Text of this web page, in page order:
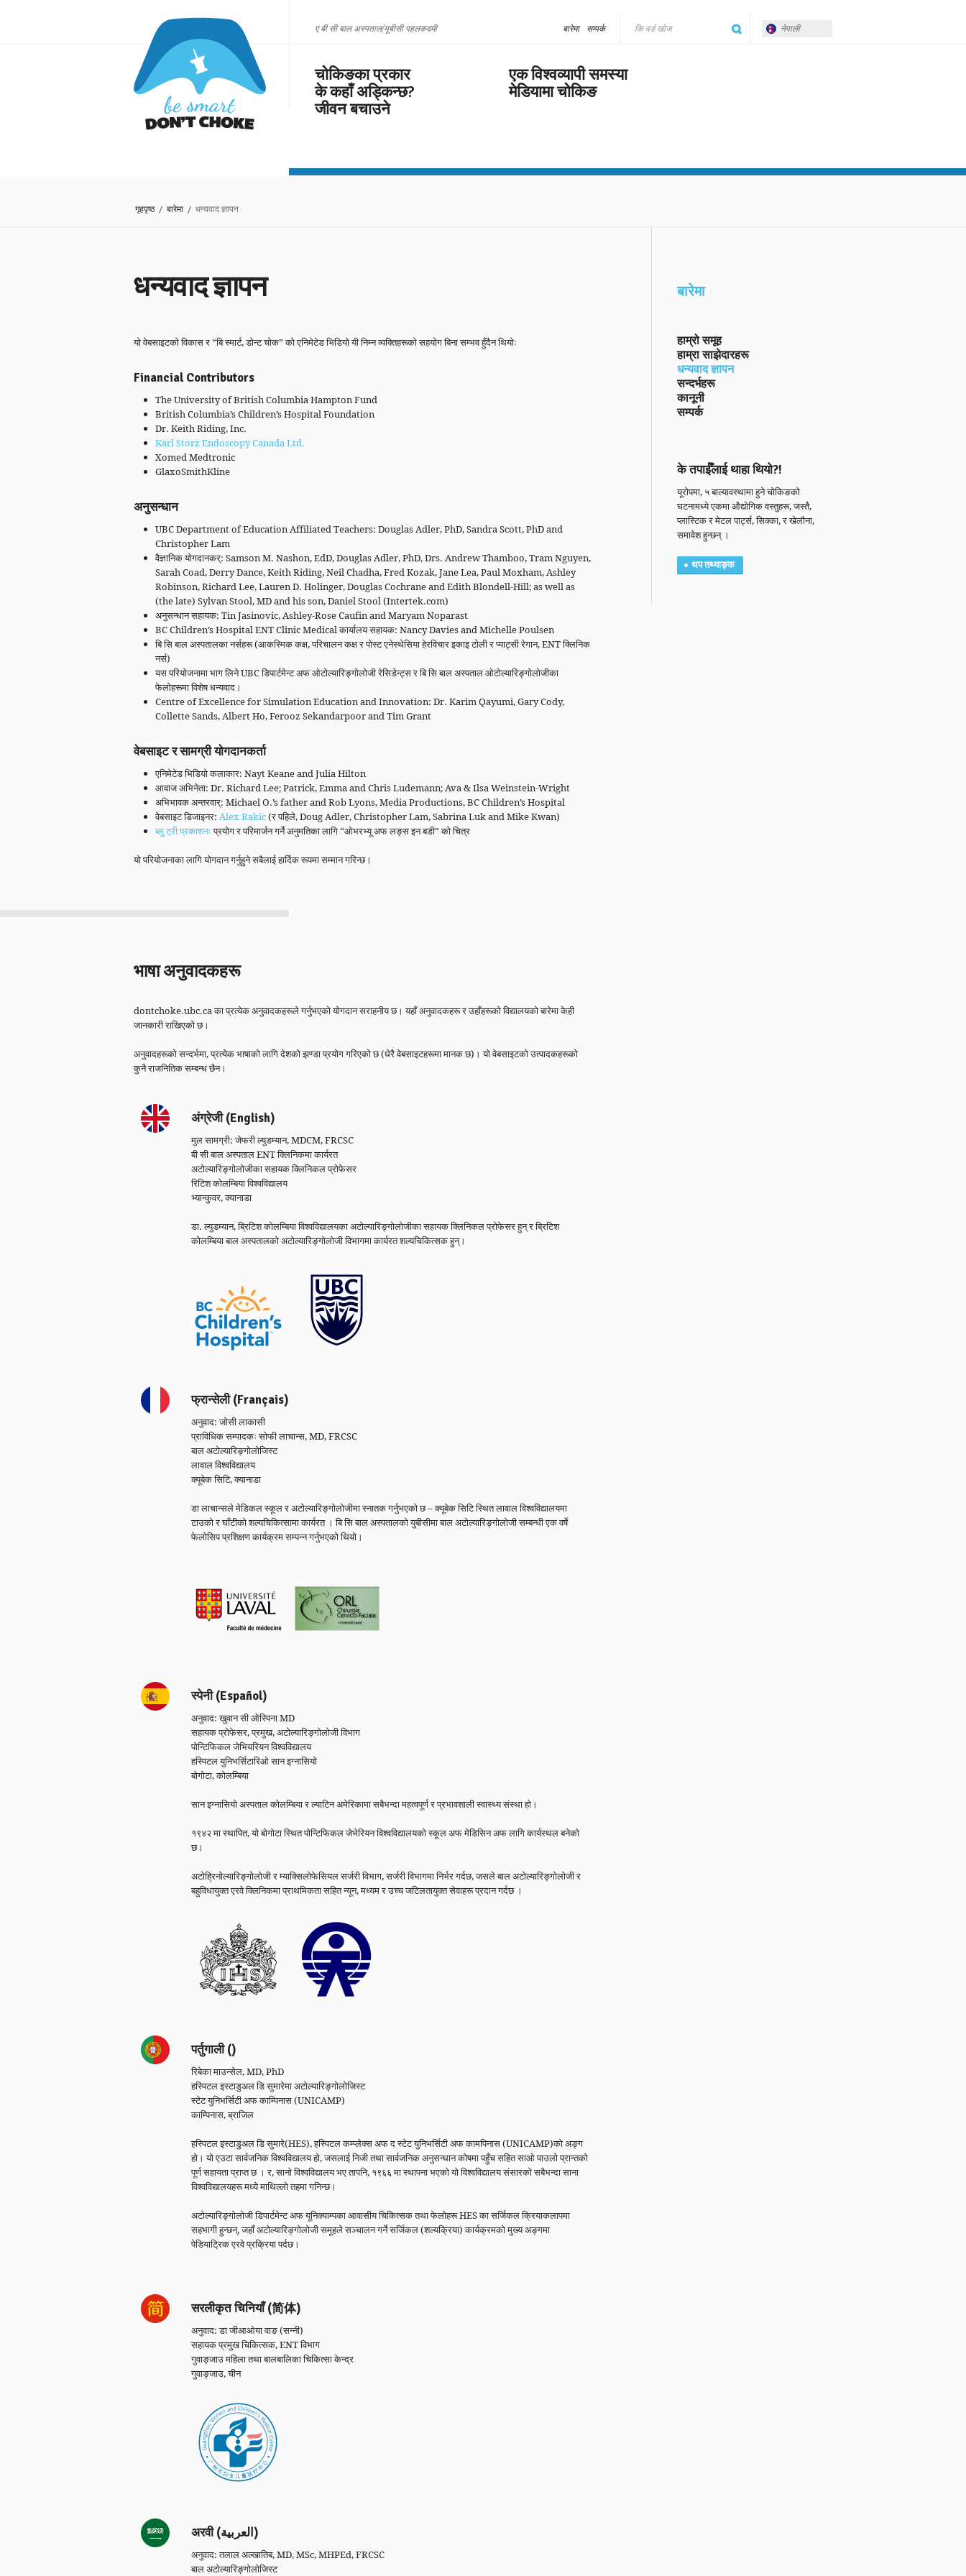
ए बी सी बाल अस्पताल/यूबीसी पहलकदमी नेपाली
सम्पर्क
बारेमा
चोकिङका प्रकार
के कहाँ अड्किन्छ?
जीवन बचाउने
एक विश्वव्यापी समस्या
मेडियामा चोकिङ
गृहपृष्ठ/ बारेमा / धन्यवाद ज्ञापन
धन्यवाद ज्ञापन
यो वेबसाइटको विकास र “बि स्मार्ट, डोन्ट चोक” को एनिमेटेड भिडियो यी निम्न व्यक्तिहरूको सहयोग बिना सम्भव हुँदैन थियोः
Financial Contributors
The University of British Columbia Hampton Fund
British Columbia’s Children’s Hospital Foundation
Dr. Keith Riding, Inc.
Karl Storz Endoscopy Canada Ltd.
Xomed Medtronic
GlaxoSmithKline
अनुसन्धान
UBC Department of Education Affiliated Teachers: Douglas Adler, PhD, Sandra Scott, PhD and
Christopher Lam
वैज्ञानिक योगदानकर्: Samson M. Nashon, EdD, Douglas Adler, PhD, Drs. Andrew Thamboo, Tram Nguyen,
Sarah Coad, Derry Dance, Keith Riding, Neil Chadha, Fred Kozak, Jane Lea, Paul Moxham, Ashley
Robinson, Richard Lee, Lauren D. Holinger, Douglas Cochrane and Edith Blondell-Hill; as well as
(the late) Sylvan Stool, MD and his son, Daniel Stool (Intertek.com)
अनुसन्धान सहायक: Tin Jasinovic, Ashley-Rose Caufin and Maryam Noparast
BC Children’s Hospital ENT Clinic Medical कार्यालय सहायक: Nancy Davies and Michelle Poulsen
बि सि बाल अस्पतालका नर्सहरू (आकस्मिक कक्ष, परिचालन कक्ष र पोस्ट एनेस्थेसिया हेरविचार इकाइ टोली र प्याट्सी रेगान, ENT क्लिनिक
नर्स)
यस परियोजनामा भाग लिने UBC डिपार्टमेन्ट अफ ओटोल्यारिङ्गोलोजी रेसिडेन्ट्स र बि सि बाल अस्पताल ओटोल्यारिङ्गोलोजीका
फेलोहरूमा विशेष धन्यवाद।
Centre of Excellence for Simulation Education and Innovation: Dr. Karim Qayumi, Gary Cody,
Collette Sands, Albert Ho, Ferooz Sekandarpoor and Tim Grant
वेबसाइट र सामग्री योगदानकर्ता
एनिमेटेड भिडियो कलाकार: Nayt Keane and Julia Hilton
आवाज अभिनेता: Dr. Richard Lee; Patrick, Emma and Chris Ludemann; Ava & Ilsa Weinstein-Wright
अभिभावक अन्तरवार्: Michael O.’s father and Rob Lyons, Media Productions, BC Children’s Hospital
वेबसाइट डिजाइनर: Alex Rakic(र पहिले, Doug Adler, Christopher Lam, Sabrina Luk and Mike Kwan)
ब्लु ट्री प्रकाशनःप्रयोग र परिमार्जन गर्ने अनुमतिका लागि “ओभरभ्यू अफ लङ्स इन बडी” को चित्र
यो परियोजनाका लागि योगदान गर्नुहुने सबैलाई हार्दिक रूपमा सम्मान गरिन्छ।
भाषा अनुवादकहरू
dontchoke.ubc.ca का प्रत्येक अनुवादकहरूले गर्नुभएको योगदान सराहनीय छ। यहाँ अनुवादकहरू र उहाँहरूको विद्यालयको बारेमा केही
जानकारी राखिएको छ।
अनुवादहरूको सन्दर्भमा, प्रत्येक भाषाको लागि देशको झण्डा प्रयोग गरिएको छ (धेरै वेबसाइटहरूमा मानक छ)। यो वेबसाइटको उत्पादकहरूको
कुनै राजनितिक सम्बन्ध छैन।
अंग्रेजी (English)
मुल सामग्री: जेफरी ल्युडम्यान, MDCM, FRCSC
बी सी बाल अस्पताल ENT क्लिनिकमा कार्यरत
अटोल्यारिङ्गोलोजीका सहायक क्लिनिकल प्रोफेसर
रिटिश कोलम्बिया विश्वविद्यालय
भ्यान्कुवर, क्यानाडा
डा. ल्युडम्यान, ब्रिटिश कोलम्बिया विश्वविद्यालयका अटोल्यारिङ्गोलोजीका सहायक क्लिनिकल प्रोफेसर हुन् र ब्रिटिश
कोलम्बिया बाल अस्पतालको अटोल्यारिङ्गोलोजी विभागमा कार्यरत शल्यचिकित्सक हुन्।
फ्रान्सेली (Français)
अनुवाद: जोसी लाकासी
प्राविधिक सम्पादकः सोफी लाचान्स, MD, FRCSC
बाल अटोल्यारिङ्गोलोजिस्ट
लावाल विश्वविद्यालय
क्यूबेक सिटि, क्यानाडा
डा लाचान्सले मेडिकल स्कूल र अटोल्यारिङ्गोलोजीमा स्नातक गर्नुभएको छ – क्यूबेक सिटि स्थित लावाल विश्वविद्यालयमा
टाउको र घाँटीको शल्यचिकित्सामा कार्यरत । बि सि बाल अस्पतालको युबीसीमा बाल अटोल्यारिङ्गोलोजी सम्बन्धी एक वर्षे
फेलोसिप प्रशिक्षण कार्यक्रम सम्पन्न गर्नुभएको थियो।
स्पेनी (Español)
अनुवाद: खुवान सी ओस्पिना MD
सहायक प्रोफेसर, प्रमुख, अटोल्यारिङ्गोलोजी विभाग
पोन्टिफिकल जेभियरियन विश्वविद्यालय
हस्पिटल युनिभर्सिटारिओ सान इग्नासियो
बोगोटा, कोलम्बिया
सान इग्नासियो अस्पताल कोलम्बिया र ल्याटिन अमेरिकामा सबैभन्दा महत्वपूर्ण र प्रभावशाली स्वास्थ्य संस्था हो।
१९४२ मा स्थापित, यो बोगोटा स्थित पोन्टिफिकल जेभेरियन विश्वविद्यालयको स्कूल अफ मेडिसिन अफ लागि कार्यस्थल बनेको
छ।
अटोह्रिनोल्यारिङ्गोलोजी र म्याक्सिलोफेसियल सर्जरी विभाग, सर्जरी विभागमा निर्भर गर्दछ, जसले बाल अटोल्यारिङ्गोलोजी र
बहुविधायुक्त एरवे क्लिनिकमा प्राथमिकता सहित न्यून, मध्यम र उच्च जटिलतायुक्त सेवाहरू प्रदान गर्दछ ।
पर्तुगाली ()
रिबेका माउन्सेल, MD, PhD
हस्पिटल इस्टाडुअल डि सुमारेमा अटोल्यारिङ्गोलोजिस्ट
स्टेट युनिभर्सिटी अफ काम्पिनास (UNICAMP)
काम्पिनास, ब्राजिल
हस्पिटल इस्टाडुअल डि सुमारे(HES), हस्पिटल कम्प्लेक्स अफ द स्टेट युनिभर्सिटी अफ कामपिनास (UNICAMP)को अङ्ग
हो। यो एउटा सार्वजनिक विश्वविद्यालय हो, जसलाई निजी तथा सार्वजनिक अनुसन्धान कोषमा पहुँच सहित साओ पाउलो प्रान्तको
पूर्ण सहायता प्राप्त छ । र, सानो विश्वविद्यालय भए तापनि, १९६६ मा स्थापना भएको यो विश्वविद्यालय संसारको सबैभन्दा साना
विश्वविद्यालयहरू मध्ये माथिल्लो तहमा गनिन्छ।
अटोल्यारिङ्गोलोजी डिपार्टमेन्ट अफ यूनिक्याम्पका आवासीय चिकित्सक तथा फेलोहरू HES का सर्जिकल क्रियाकलापमा
सहभागी हुन्छन्, जहाँ अटोल्यारिङ्गोलोजी समूहले सञ्चालन गर्ने सर्जिकल (शल्यक्रिया) कार्यक्रमको मुख्य अङ्गमा
पेडियाट्रिक एरवे प्रक्रिया पर्दछ।
सरलीकृत चिनियाँ (简体)
अनुवाद: डा जीआओया वाङ (सन्नी)
सहायक प्रमुख चिकित्सक, ENT विभाग
गुवाङ्जाउ महिला तथा बालबालिका चिकित्सा केन्द्र
गुवाङ्जाउ, चीन
अरवी (العربية)
अनुवाद: तलाल अल्खातिब, MD, MSc, MHPEd, FRCSC
बाल अटोल्यारिङ्गोलोजिस्ट
बारेमा
हाम्रो समूह
हाम्रा साझेदारहरू
धन्यवाद ज्ञापन
सन्दर्भहरू
कानूनी
सम्पर्क
के तपाईँलाई थाहा थियो?!
यूरोपमा, ५ बाल्यावस्थामा हुने चोकिङको
घटनामध्ये एकमा औद्योगिक वस्तुहरू, जस्तै,
प्लास्टिक र मेटल पार्ट्स, सिक्का, र खेलौना,
समावेश हुन्छन् ।
थप तथ्याङ्क